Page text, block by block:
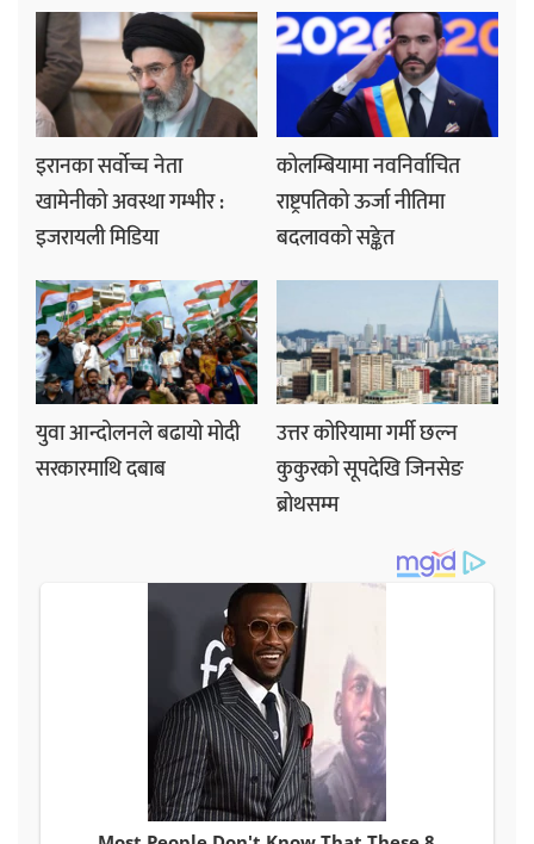
इरानका सर्वोच्च नेता
खामेनीको अवस्था गम्भीर :
इजरायली मिडिया
कोलम्बियामा नवनिर्वाचित
राष्ट्रपतिको ऊर्जा नीतिमा
बदलावको सङ्केत
युवा आन्दोलनले बढायो मोदी
सरकारमाथि दबाब
उत्तर कोरियामा गर्मी छल्न
कुकुरको सूपदेखि जिनसेङ
ब्रोथसम्म